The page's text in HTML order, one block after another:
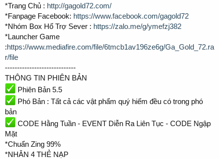
*Trang Chủ : http://gagold72.com/
*Fanpage Facebook: https://www.facebook.com/gagold72
*Nhóm Box Hổ Trợ Sever : https://zalo.me/g/ymefzj382
*Launcher Game
:https://www.mediafire.com/file/6tmcb1av196ze6g/Ga_Gold_72.ra
r/file
-----------------------------
THÔNG TIN PHIÊN BẢN
Phiên Bản 5.5
Phó Bản : Tất cả các vật phẩm quý hiếm đều có trong phó
bản
CODE Hằng Tuần - EVENT Diễn Ra Liên Tục - CODE Ngập
Mặt
*Chuẩn Zing 99%
*NHÂN 4 THẺ NẠP